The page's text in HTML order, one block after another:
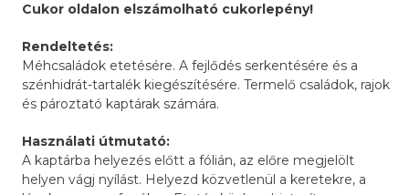
Cukor oldalon elszámolható cukorlepény!
Rendeltetés:
Méhcsaládok etetésére. A fejlődés serkentésére és a
szénhidrát-tartalék kiegészítésére. Termelő családok, rajok
és pároztató kaptárak számára.
Használati útmutató:
A kaptárba helyezés előtt a fólián, az előre megjelölt
helyen vágj nyílást. Helyezd közvetlenül a keretekre, a